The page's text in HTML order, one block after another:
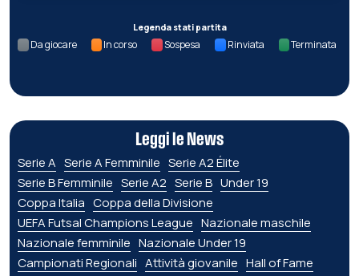
Legenda stati partita
Da giocare In corso Sospesa Rinviata Terminata
Leggi le News
Serie A Serie A Femminile Serie A2 Élite
Serie B Femminile Serie A2 Serie B Under 19
Coppa Italia Coppa della Divisione
UEFA Futsal Champions League Nazionale maschile
Nazionale femminile Nazionale Under 19
Campionati Regionali Attività giovanile Hall of Fame